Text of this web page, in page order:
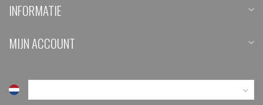
INFORMATIE
MIJN ACCOUNT